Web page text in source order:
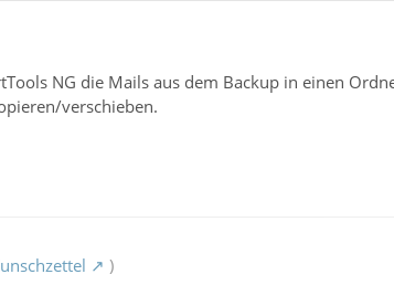
NG die Mails aus dem Backup in einen
verschieben.
)